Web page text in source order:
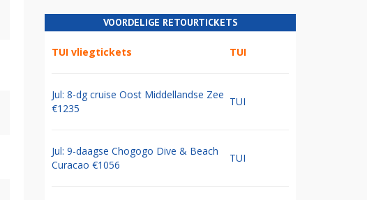
VOORDELIGE RETOURTICKETS
TUI vliegtickets TUI
Jul: 8-dg cruise Oost Middellandse Zee
€1235
TUI
Jul: 9-daagse Chogogo Dive & Beach
Curacao €1056
TUI